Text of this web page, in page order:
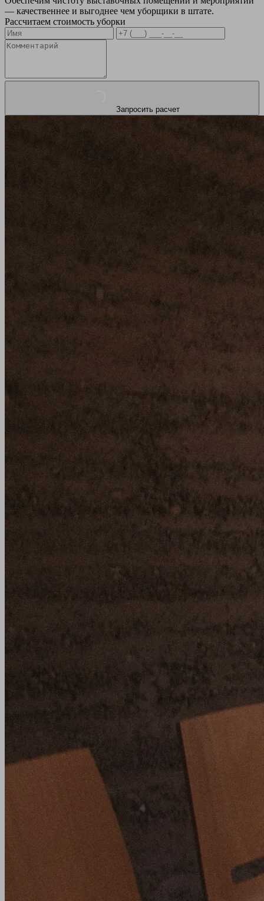
— качественнее и выгоднее чем уборщики в штате.
Рассчитаем стоимость уборки
Запросить расчет